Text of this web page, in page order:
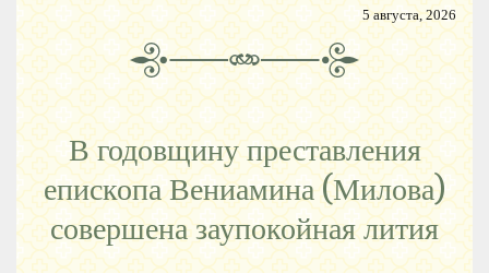
5 августа, 2026
В годовщину преставления
епископа Вениамина (Милова)
совершена заупокойная лития